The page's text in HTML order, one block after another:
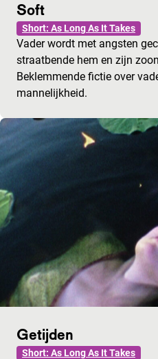
Soft
Short: As Long As It Takes
Vader wordt met angsten
straatbende hem en zijn
Beklemmende fictie over
mannelijkheid.
Getijden
Short: As Long As It Takes